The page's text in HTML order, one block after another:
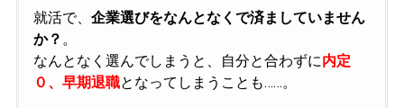
就活で、 企業選びをなんとなくで済ましていません
か？ 。
なんとなく選んでしまうと、自分と合わずに内定
０、早期退職となってしまうことも……。